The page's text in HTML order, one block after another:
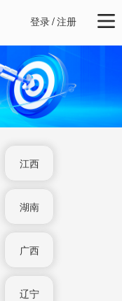
登录/注册
江西
湖南
广西
辽宁